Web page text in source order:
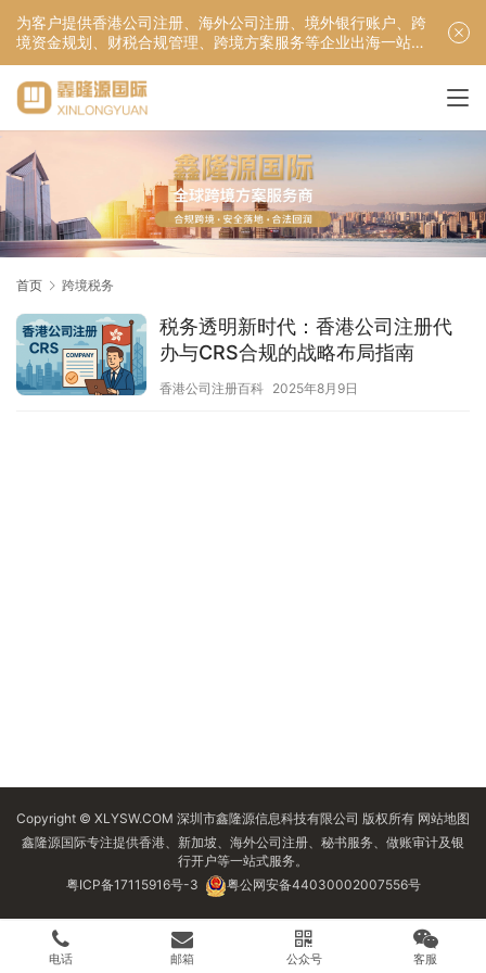
为客户提供香港公司注册、海外公司注册、境外银行账户、跨
境资金规划、财税合规管理、跨境方案服务等企业出海一站式
服务！
首页 跨境税务
税务透明新时代：香港公司注册代
办与CRS合规的战略布局指南
香港公司注册百科 2025年8月9日
Copyright © XLYSW.COM 深圳市鑫隆源信息科技有限公司 版权所有 网站地图
鑫隆源国际专注提供香港、新加坡、海外公司注册、秘书服务、做账审计及银
行开户等一站式服务。
粤ICP备17115916号-3
粤公网安备44030002007556号
电话 邮箱 公众号 客服